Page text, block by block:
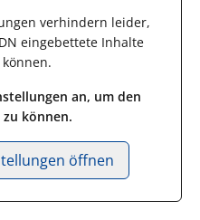
verhindern leider,
eingebettete Inhalte
an, um den
können.
öffnen